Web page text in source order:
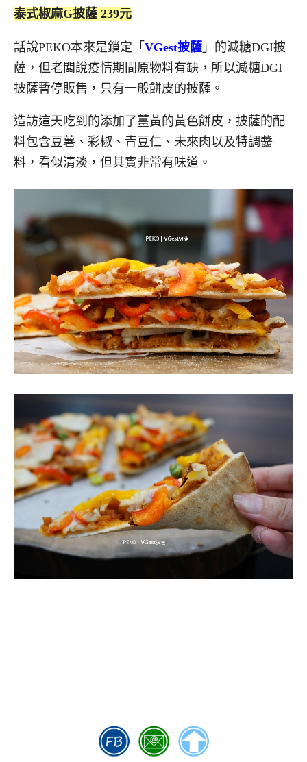
泰式椒麻G披薩 239元
話說PEKO本來是鎖定「 VGest披薩 」的減糖DGI披
薩，但老闆說疫情期間原物料有缺，所以減糖DGI
披薩暫停販售，只有一般餅皮的披薩。
造訪這天吃到的添加了薑黃的黃色餅皮，披薩的配
料包含豆薯、彩椒、青豆仁、未來肉以及特調醬
料，看似清淡，但其實非常有味道。